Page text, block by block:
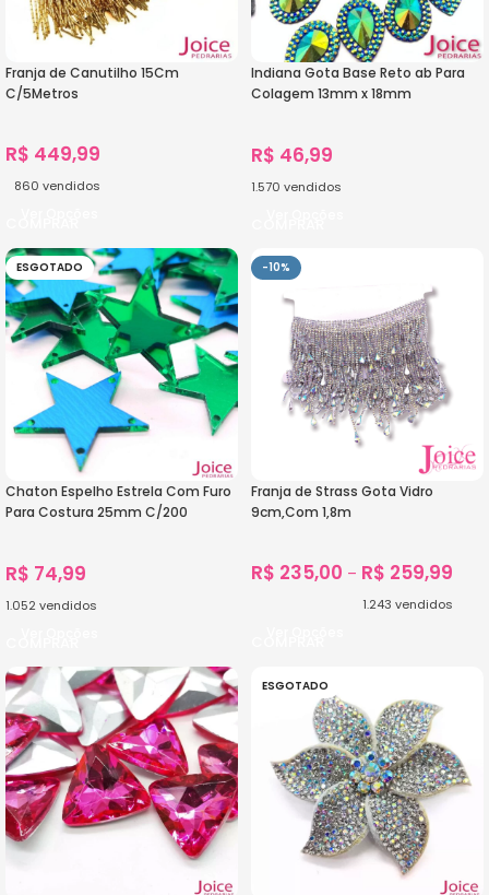
Franja de Canutilho 15Cm
C/5Metros
R$ 449,99
860 vendidos
Indiana Gota Base Reto ab Para
Colagem 13mm x 18mm
R$ 46,99
1.570 vendidos
ESGOTADO
Chaton Espelho Estrela Com Furo
Para Costura 25mm C/200
R$ 74,99
1.052 vendidos
-10%
Franja de Strass Gota Vidro
9cm,Com 1,8m
R$ 235,00 – R$ 259,99
1.243 vendidos
ESGOTADO